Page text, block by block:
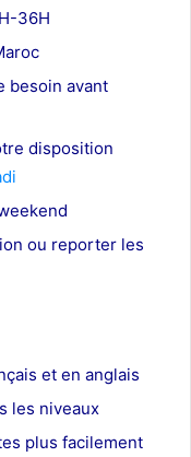
36H
besoin avant
disposition
ou reporter les
et en anglais
les niveaux
plus facilement